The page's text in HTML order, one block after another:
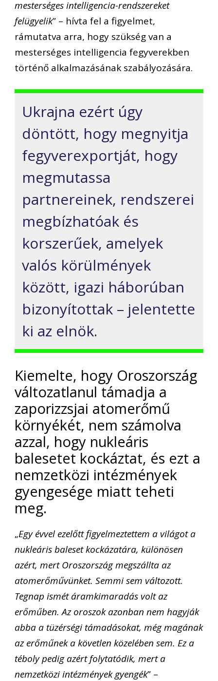
mesterséges intelligencia-rendszereket
felügyelik” – hívta fel a figyelmet,
rámutatva arra, hogy szükség van a
mesterséges intelligencia fegyverekben
történő alkalmazásának szabályozására.
Ukrajna ezért úgy
döntött, hogy megnyitja
fegyverexportját, hogy
megmutassa
partnereinek, rendszerei
megbízhatóak és
korszerűek, amelyek
valós körülmények
között, igazi háborúban
bizonyítottak – jelentette
ki az elnök.
Kiemelte, hogy Oroszország
változatlanul támadja a
zaporizzsjai atomerőmű
környékét, nem számolva
azzal, hogy nukleáris
balesetet kockáztat, és ezt a
nemzetközi intézmények
gyengesége miatt teheti
meg.
„Egy évvel ezelőtt figyelmeztettem a világot a
nukleáris baleset kockázatára, különösen
azért, mert Oroszország megszállta az
atomerőművünket. Semmi sem változott.
Tegnap ismét áramkimaradás volt az
erőműben. Az oroszok azonban nem hagyják
abba a tüzérségi támadásokat, még magának
az erőműnek a követlen közelében sem. Ez a
téboly pedig azért folytatódik, mert a
nemzetközi intézmények gyengék” –